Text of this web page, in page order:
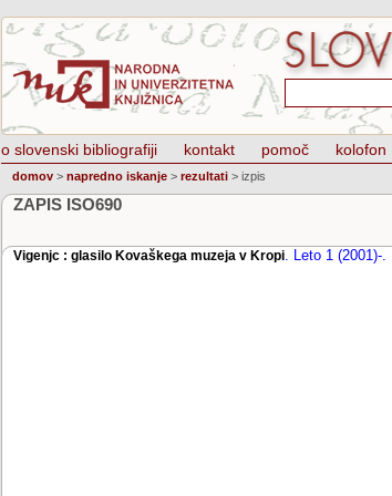
o slovenski bibliografiji kontakt pomoč kolofon
domov > napredno iskanje > rezultati > izpis
ZAPIS ISO690
Vigenjc : glasilo Kovaškega muzeja v Kropi. Leto 1 (2001)-.